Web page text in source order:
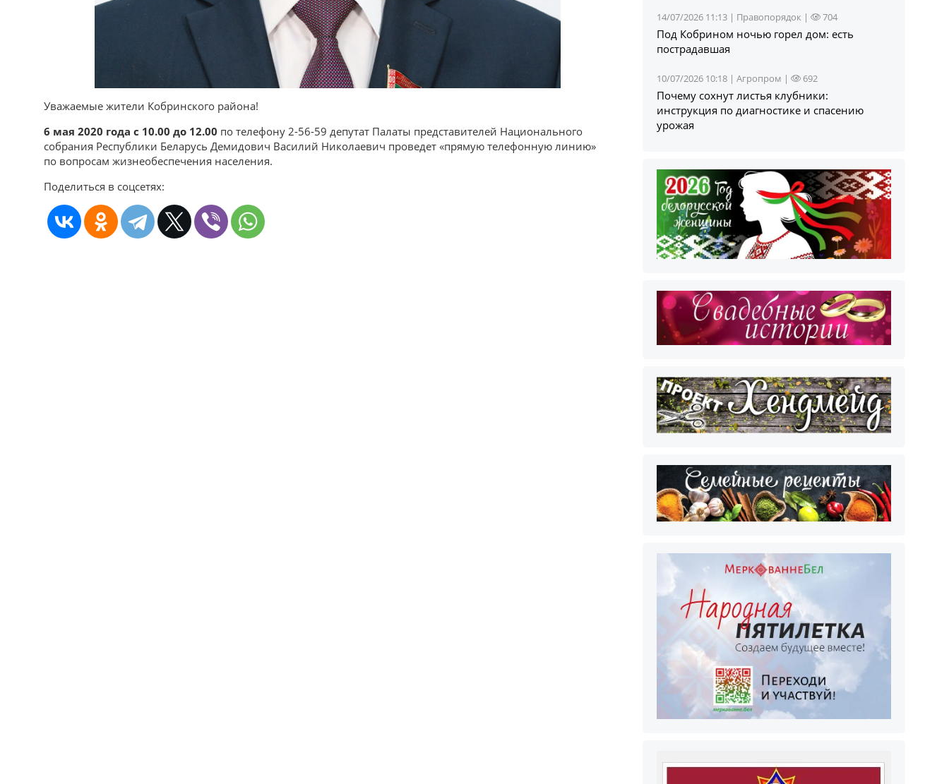
Уважаемые жители Кобринского района!
6 мая 2020 года с 10.00 до 12.00 по телефону 2-56-59 депутат Палаты представителей Национального
собрания Республики Беларусь Демидович Василий Николаевич проведет «прямую телефонную линию»
по вопросам жизнеобеспечения населения.
Поделиться в соцсетях:
14/07/2026 11:13 | Правопорядок | 704
Под Кобрином ночью горел дом: есть
пострадавшая
10/07/2026 10:18 |Агропром | 692
Почему сохнут листья клубники:
инструкция по диагностике и спасению
урожая